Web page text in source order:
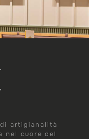
artigianalità
nel cuore del